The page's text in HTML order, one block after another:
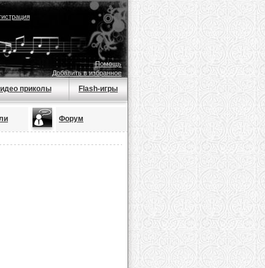
Помощь
Добавить в избранное
приколы Flash-игры
Форум